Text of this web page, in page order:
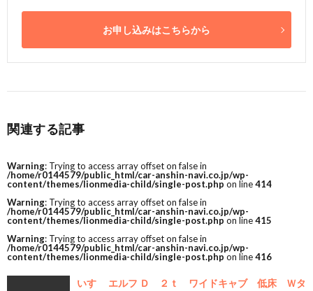
お申し込みはこちらから
関連する記事
Warning: Trying to access array offset on false in
/home/r0144579/public_html/car-anshin-navi.co.jp/wp-
content/themes/lionmedia-child/single-post.php on line414
Warning: Trying to access array offset on false in
/home/r0144579/public_html/car-anshin-navi.co.jp/wp-
content/themes/lionmedia-child/single-post.php on line415
Warning: Trying to access array offset on false in
/home/r0144579/public_html/car-anshin-navi.co.jp/wp-
content/themes/lionmedia-child/single-post.php on line416
いすゞ エルフ Ｄ ２ｔ ワイドキャブ 低床 Ｗタ